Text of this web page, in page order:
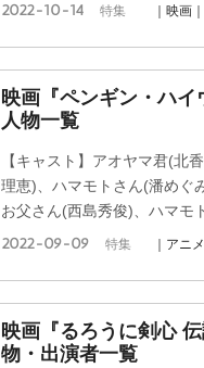
2022-10-14 特集 ｜映画｜
映画『ペンギン・ハ
人物一覧
【キャスト】アオヤマ君(北
理恵)、ハマモトさん(潘めぐ
お父さん(西島秀俊)、ハマモ
2022-09-09 特集 ｜アニメ
映画『るろうに剣心
物・出演者一覧